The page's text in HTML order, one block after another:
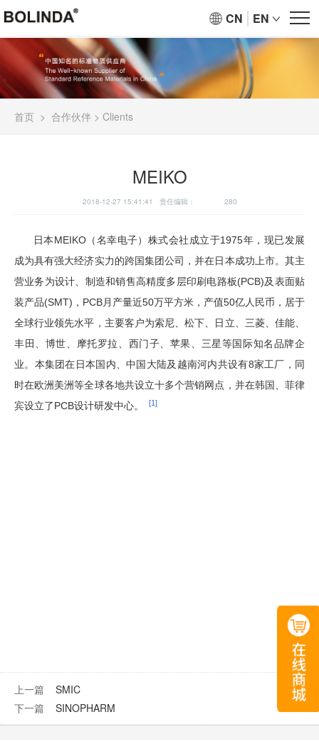
CN EN
首页 > 合作伙伴 > Clients
MEIKO
2018-12-27 15:41:41 责任编辑： 280
日本MEIKO（名幸电子）株式会社成立于1975年，现已发展
成为具有强大经济实力的跨国集团公司，并在日本成功上市。其主
营业务为设计、制造和销售高精度多层印刷电路板(PCB)及表面贴
装产品(SMT)，PCB月产量近50万平方米，产值50亿人民币，居于
全球行业领先水平，主要客户为索尼、松下、日立、三菱、佳能、
丰田、博世、摩托罗拉、西门子、苹果、三星等国际知名品牌企
业。本集团在日本国内、中国大陆及越南河内共设有8家工厂，同
时在欧洲美洲等全球各地共设立十多个营销网点，并在韩国、菲律
宾设立了PCB设计研发中心。
[1]
上一篇 SMIC
下一篇 SINOPHARM